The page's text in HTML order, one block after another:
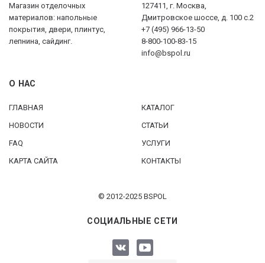
Магазин отделочных
материалов: напольные
покрытия, двери, плинтус,
лепнина, сайдинг.
127411, г. Москва,
Дмитровское шоссе, д. 100 с.2
+7 (495) 966-13-50
8-800-100-83-15
info@bspol.ru
О НАС
ГЛАВНАЯ
КАТАЛОГ
НОВОСТИ
СТАТЬИ
FAQ
УСЛУГИ
КАРТА САЙТА
КОНТАКТЫ
© 2012-2025 BSPOL
СОЦИАЛЬНЫЕ СЕТИ